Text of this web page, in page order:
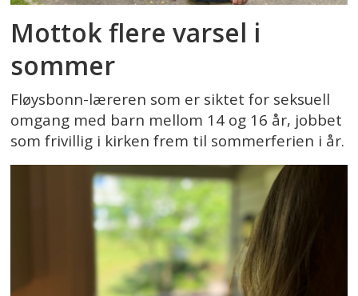
Mottok flere varsel i
sommer
Fløysbonn-læreren som er siktet for seksuell
omgang med barn mellom 14 og 16 år, jobbet
som frivillig i kirken frem til sommerferien i år.